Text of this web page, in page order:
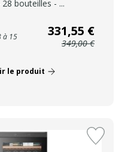
bouteilles - ...
à 15
331,55 €
349,00 €
le produit